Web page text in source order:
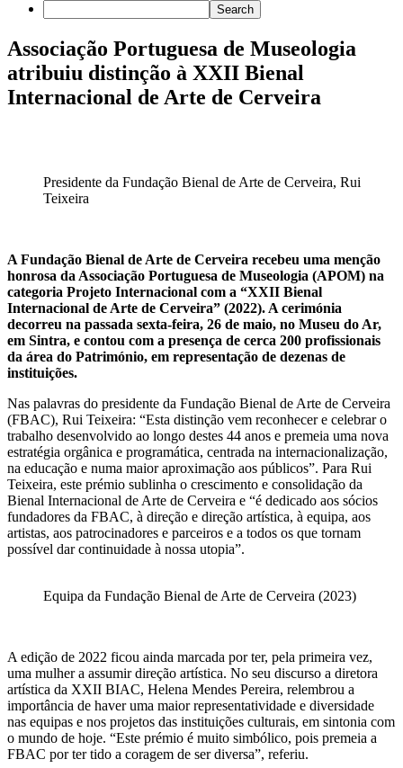
Associação Portuguesa de Museologia
atribuiu distinção à XXII Bienal
Internacional de Arte de Cerveira
Presidente da Fundação Bienal de Arte de Cerveira, Rui
Teixeira
A Fundação Bienal de Arte de Cerveira recebeu uma menção
honrosa da Associação Portuguesa de Museologia (APOM) na
categoria Projeto Internacional com a “XXII Bienal
Internacional de Arte de Cerveira” (2022). A cerimónia
decorreu na passada sexta-feira, 26 de maio, no Museu do Ar,
em Sintra, e contou com a presença de cerca 200 profissionais
da área do Património, em representação de dezenas de
instituições.
Nas palavras do presidente da Fundação Bienal de Arte de Cerveira
(FBAC), Rui Teixeira: “Esta distinção vem reconhecer e celebrar o
trabalho desenvolvido ao longo destes 44 anos e premeia uma nova
estratégia orgânica e programática, centrada na internacionalização,
na educação e numa maior aproximação aos públicos”. Para Rui
Teixeira, este prémio sublinha o crescimento e consolidação da
Bienal Internacional de Arte de Cerveira e “é dedicado aos sócios
fundadores da FBAC, à direção e direção artística, à equipa, aos
artistas, aos patrocinadores e parceiros e a todos os que tornam
possível dar continuidade à nossa utopia”.
Equipa da Fundação Bienal de Arte de Cerveira (2023)
A edição de 2022 ficou ainda marcada por ter, pela primeira vez,
uma mulher a assumir direção artística. No seu discurso a diretora
artística da XXII BIAC, Helena Mendes Pereira, relembrou a
importância de haver uma maior representatividade e diversidade
nas equipas e nos projetos das instituições culturais, em sintonia com
o mundo de hoje. “Este prémio é muito simbólico, pois premeia a
FBAC por ter tido a coragem de ser diversa”, referiu.